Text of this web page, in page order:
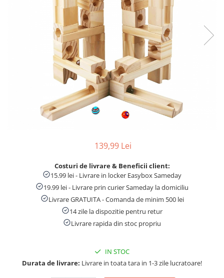
Tablite educative
139,99 Lei
Costuri de livrare & Beneficii client:
15.99 lei - Livrare in locker Easybox Sameday
19.99 lei - Livrare prin curier Sameday la domiciliu
Livrare GRATUITA - Comanda de minim 500 lei
14 zile la dispozitie pentru retur
Livrare rapida din stoc propriu
IN STOC
Durata de livrare: Livrare in toata tara in 1-3 zile lucratoare!